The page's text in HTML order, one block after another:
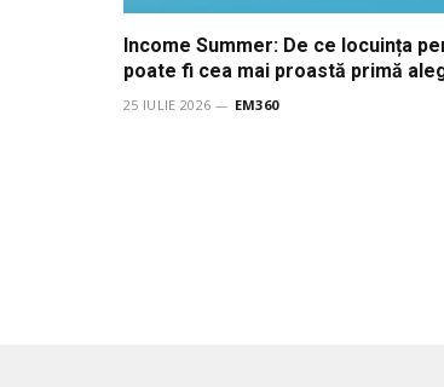
Income Summer: De ce locuința
poate fi cea mai proastă primă
25 IULIE 2026 EM360